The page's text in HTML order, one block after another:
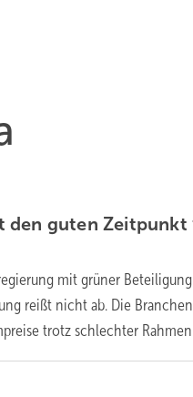
den guten
mit grüner
reißt nicht ab. Die
trotz schlechter